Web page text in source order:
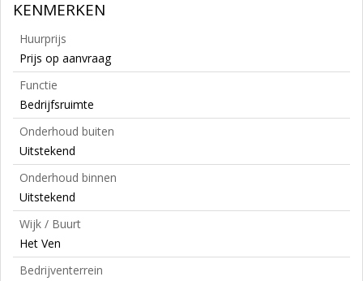
KENMERKEN
Huurprijs
Prijs op aanvraag
Functie
Bedrijfsruimte
Onderhoud buiten
Uitstekend
Onderhoud binnen
Uitstekend
Wijk / Buurt
Het Ven
Bedrijventerrein